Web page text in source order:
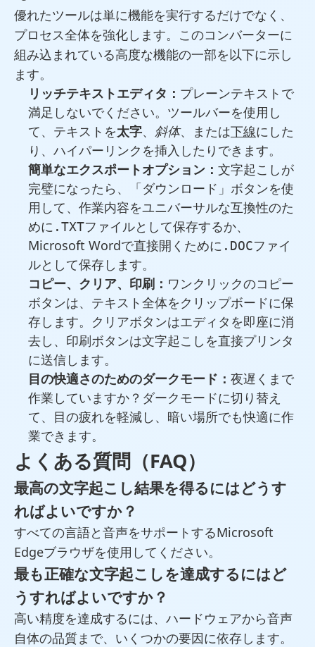
優れたツールは単に機能を実行するだけでなく、
プロセス全体を強化します。このコンバーターに
組み込まれている高度な機能の一部を以下に示し
ます。
リッチテキストエディタ： プレーンテキストで
満足しないでください。ツールバーを使用し
て、テキストを太字、 斜体、または下線にした
り、ハイパーリンクを挿入したりできます。
簡単なエクスポートオプション： 文字起こしが
完璧になったら、「ダウンロード」ボタンを使
用して、作業内容をユニバーサルな互換性のた
めに .TXTファイルとして保存するか、
Microsoft Wordで直接開くために .DOCファイ
ルとして保存します。
コピー、クリア、印刷： ワンクリックのコピー
ボタンは、テキスト全体をクリップボードに保
存します。
クリアボタンはエディタを即座に消
去し、
印刷ボタンは文字起こしを直接プリンタ
に送信します。
目の快適さのためのダークモード： 夜遅くまで
作業していますか？ダークモードに切り替え
て、目の疲れを軽減し、暗い場所でも快適に作
業できます。
よくある質問（FAQ）
最高の文字起こし結果を得るにはどうす
ればよいですか？
すべての言語と音声をサポートするMicrosoft
Edgeブラウザを使用してください。
最も正確な文字起こしを達成するにはど
うすればよいですか？
高い精度を達成するには、ハードウェアから音声
自体の品質まで、いくつかの要因に依存します。